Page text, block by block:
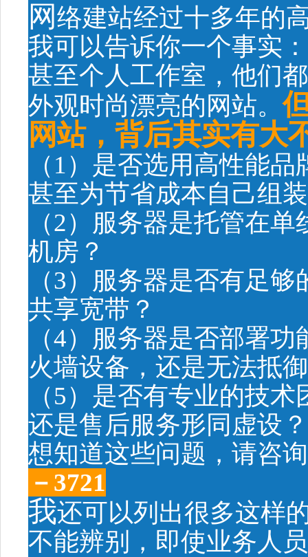
网 络建站经过十多年的
我可以告诉你一个事实
甚至个人工作室，他们
外观时尚漂亮的网站。
网站，背后其实有大
（1）是否选用高性能
甚至为节省成本自己组
（2）服务器是托管在
机房？
（3）服务器是否有足
共享宽带？
（4）服务器是否部署
火墙设备，还是无法抵
（5）是否有专业的技
还是售后服务形同虚设？
想知道这些问题，请咨
－3721
我还可以列出很多这样
不能辨别，即使业务人